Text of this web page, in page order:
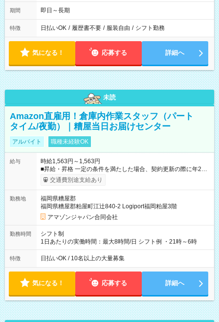
期間 即日～長期
特徴 日払いOK / 履歴書不要 / 服装自由 / シフト勤務
気になる！ 応募する 詳細へ
未読
Amazon直雇用！倉庫内作業スタッフ（パート
タイム/夜勤）｜糟屋当日お届けセンター
アルバイト 職種未経験OK
給与
時給1,563円～1,563円
■昇給・昇格 一定の条件を満たした場合、契約更新の際に年2回
まで昇給の機会があります。 ■正社員登用制度あり ※月末締/翌
月25日支払い ※時間外手当、別途支給 ※深夜割増賃金 (22:00～
☆Amazon直雇用で安定して働けます！ 【試用期間】試用期間
あり 試用期間の長さ：1週間 雇用形態、給与は本採用時と同じ
です。
交通費別途支給あり
勤務地
福岡県糟屋郡
福岡県糟屋郡粕屋町江辻840-2 Logiport福岡粕屋3階
アマゾンジャパン合同会社
勤務時間
シフト制
1日あたりの実働時間：最大8時間/日 シフト例 ・21時～6時
特徴 日払いOK / 10名以上の大量募集
気になる！ 応募する 詳細へ